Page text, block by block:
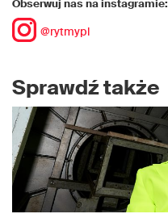
Obserwuj nas na instagramie:
@rytmypl
Sprawdź także